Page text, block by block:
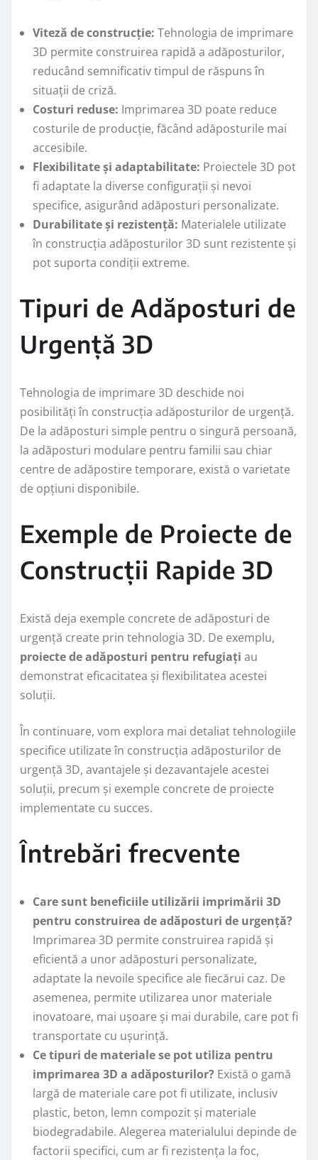
Viteză de construcție: Tehnologia de imprimare
3D permite construirea rapidă a adăposturilor,
reducând semnificativ timpul de răspuns în
situații de criză.
Costuri reduse: Imprimarea 3D poate reduce
costurile de producție, făcând adăposturile mai
accesibile.
Flexibilitate și adaptabilitate: Proiectele 3D pot
fi adaptate la diverse configurații și nevoi
specifice, asigurând adăposturi personalizate.
Durabilitate și rezistență: Materialele utilizate
în construcția adăposturilor 3D sunt rezistente și
pot suporta condiții extreme.
Tipuri de Adăposturi de
Urgență 3D
Tehnologia de imprimare 3D deschide noi
posibilități în construcția adăposturilor de urgență.
De la adăposturi simple pentru o singură persoană,
la adăposturi modulare pentru familii sau chiar
centre de adăpostire temporare, există o varietate
de opțiuni disponibile.
Exemple de Proiecte de
Construcții Rapide 3D
Există deja exemple concrete de adăposturi de
urgență create prin tehnologia 3D. De exemplu,
proiecte de adăposturi pentru refugiați au
demonstrat eficacitatea și flexibilitatea acestei
soluții.
În continuare, vom explora mai detaliat tehnologiile
specifice utilizate în construcția adăposturilor de
urgență 3D, avantajele și dezavantajele acestei
soluții, precum și exemple concrete de proiecte
implementate cu succes.
Întrebări frecvente
Care sunt beneficiile utilizării imprimării 3D
pentru construirea de adăposturi de urgență?
Imprimarea 3D permite construirea rapidă și
eficientă a unor adăposturi personalizate,
adaptate la nevoile specifice ale fiecărui caz. De
asemenea, permite utilizarea unor materiale
inovatoare, mai ușoare și mai durabile, care pot fi
transportate cu ușurință.
Ce tipuri de materiale se pot utiliza pentru
imprimarea 3D a adăposturilor? Există o gamă
largă de materiale care pot fi utilizate, inclusiv
plastic, beton, lemn compozit și materiale
biodegradabile. Alegerea materialului depinde de
factorii specifici, cum ar fi rezistența la foc,